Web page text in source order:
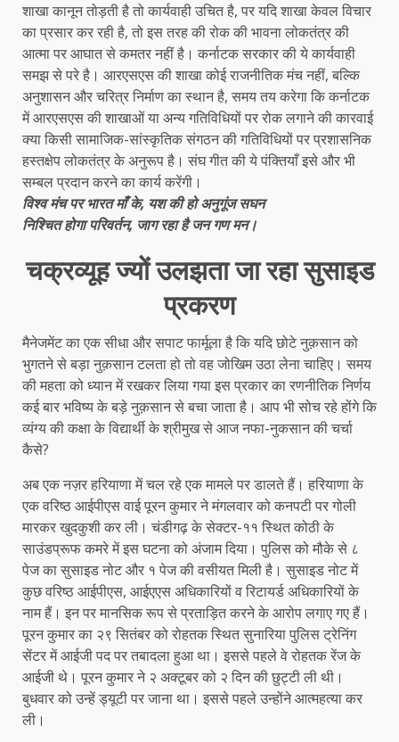
शाखा कानून तोड़ती है तो कार्यवाही उचित है, पर यदि शाखा केवल विचार
का प्रसार कर रही है, तो इस तरह की रोक की भावना लोकतंत्र की
आत्मा पर आघात से कमतर नहीं है। कर्नाटक सरकार की ये कार्यवाही
समझ से परे है। आरएसएस की शाखा कोई राजनीतिक मंच नहीं, बल्कि
अनुशासन और चरित्र निर्माण का स्थान है, समय तय करेगा कि कर्नाटक
में आरएसएस की शाखाओं या अन्य गतिविधियों पर रोक लगाने की कारवाई
क्या किसी सामाजिक-सांस्कृतिक संगठन की गतिविधियों पर प्रशासनिक
हस्तक्षेप लोकतंत्र के अनुरूप है। संघ गीत की ये पंक्तियाँ इसे और भी
सम्बल प्रदान करने का कार्य करेंगी।
विश्व मंच पर भारत माँ के, यश की हो अनुगूंज सघन
निश्चित होगा परिवर्तन, जाग रहा है जन गण मन।
चक्रव्यूह ज्यों उलझता जा रहा सुसाइड
प्रकरण
मैनेजमेंट का एक सीधा और सपाट फार्मूला है कि यदि छोटे नुक़सान को
भुगतने से बड़ा नुक़सान टलता हो तो वह जोखिम उठा लेना चाहिए। समय
की महता को ध्यान में रखकर लिया गया इस प्रकार का रणनीतिक निर्णय
कई बार भविष्य के बड़े नुक़सान से बचा जाता है। आप भी सोच रहे होंगे कि
व्यंग्य की कक्षा के विद्यार्थी के श्रीमुख से आज नफा-नुकसान की चर्चा
कैसे?
अब एक नज़र हरियाणा में चल रहे एक मामले पर डालते हैं। हरियाणा के
एक वरिष्ठ आईपीएस वाई पूरन कुमार ने मंगलवार को कनपटी पर गोली
मारकर खुदकुशी कर ली। चंडीगढ़ के सेक्टर-११ स्थित कोठी के
साउंडप्रूफ कमरे में इस घटना को अंजाम दिया। पुलिस को मौके से ८
पेज का सुसाइड नोट और १ पेज की वसीयत मिली है। सुसाइड नोट में
कुछ वरिष्ठ आईपीएस, आईएएस अधिकारियों व रिटायर्ड अधिकारियों के
नाम हैं। इन पर मानसिक रूप से प्रताड़ित करने के आरोप लगाए गए हैं।
पूरन कुमार का २९ सितंबर को रोहतक स्थित सुनारिया पुलिस ट्रेनिंग
सेंटर में आईजी पद पर तबादला हुआ था। इससे पहले वे रोहतक रेंज के
आईजी थे। पूरन कुमार ने २ अक्टूबर को २ दिन की छुट्टी ली थी।
बुधवार को उन्हें ड्यूटी पर जाना था। इससे पहले उन्होंने आत्महत्या कर
ली।